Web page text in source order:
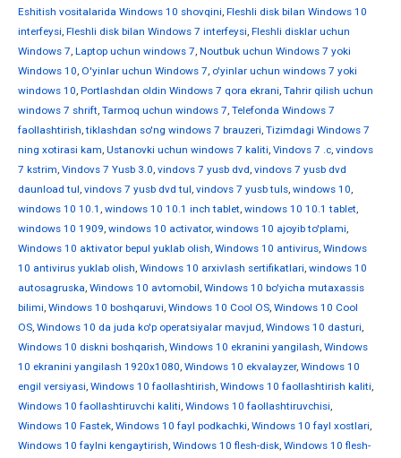
Eshitish vositalarida Windows 10 shovqini, Fleshli disk bilan Windows 10
interfeysi, Fleshli disk bilan Windows 7 interfeysi, Fleshli disklar uchun
Windows 7, Laptop uchun windows 7, Noutbuk uchun Windows 7 yoki
Windows 10, O'yinlar uchun Windows 7, o'yinlar uchun windows 7 yoki
windows 10, Portlashdan oldin Windows 7 qora ekrani, Tahrir qilish uchun
windows 7 shrift, Tarmoq uchun windows 7, Telefonda Windows 7
faollashtirish,tiklashdan so'ng windows 7 brauzeri, Tizimdagi Windows 7
ning xotirasi kam, Ustanovki uchun windows 7 kaliti, Vindovs 7 .c, vindovs
7 kstrim, Vindovs 7 Yusb 3.0, vindovs 7 yusb dvd, vindovs 7 yusb dvd
daunload tul, vindovs 7 yusb dvd tul, vindovs 7 yusb tuls, windows 10,
windows 10 10.1 , windows 10 10.1 inch tablet, windows 10 10.1 tablet,
windows 10 1909, windows 10 activator, windows 10 ajoyib to'plami,
Windows 10 aktivator bepul yuklab olish, Windows 10 antivirus, Windows
10 antivirus yuklab olish, Windows 10 arxivlash sertifikatlari, windows 10
autosagruska, Windows 10 avtomobil, Windows 10 bo'yicha mutaxassis
bilimi, Windows 10 boshqaruvi, Windows 10 Cool OS, Windows 10 Cool
OS, Windows 10 da juda ko'p operatsiyalar mavjud, Windows 10 dasturi,
Windows 10 diskni boshqarish, Windows 10 ekranini yangilash, Windows
10 ekranini yangilash 1920x1080, Windows 10 ekvalayzer, Windows 10
engil versiyasi, Windows 10 faollashtirish, Windows 10 faollashtirish kaliti,
Windows 10 faollashtiruvchi kaliti, Windows 10 faollashtiruvchisi,
Windows 10 Fastek, Windows 10 fayl podkachki, Windows 10 fayl xostlari,
Windows 10 faylni kengaytirish, Windows 10 flesh-disk, Windows 10 flesh-